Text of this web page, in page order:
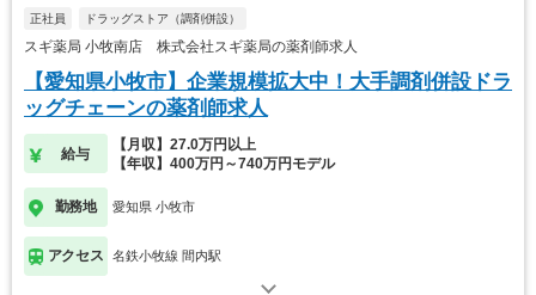
正社員 ドラッグストア（調剤併設）
スギ薬局 小牧南店 株式会社スギ薬局の薬剤師求人
【愛知県小牧市】企業規模拡大中！大手調剤併設ドラ
ッグチェーンの薬剤師求人
給与
【月収】27.0万円以上
【年収】400万円～740万円モデル
勤務地 愛知県 小牧市
アクセス 名鉄小牧線 間内駅